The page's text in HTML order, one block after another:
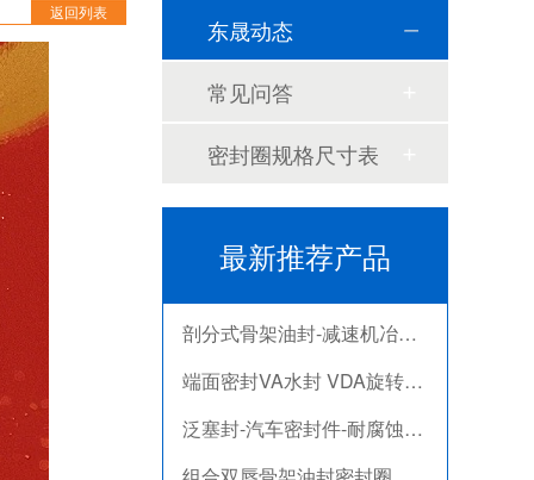
返回列表
东晟动态
常见问答
密封圈规格尺寸表
最新推荐产品
PTFE四氟加药装置膜片螺帽膜片
气动隔膜泵膜片
计量泵加药泵密封圈隔膜片
米顿罗计量泵配件膜片
剖分式骨架油封-减速机冶金泛塞封
端面密封VA水封 VDA旋转密封圈
泛塞封-汽车密封件-耐腐蚀密封圈
组合双唇骨架油封密封圈